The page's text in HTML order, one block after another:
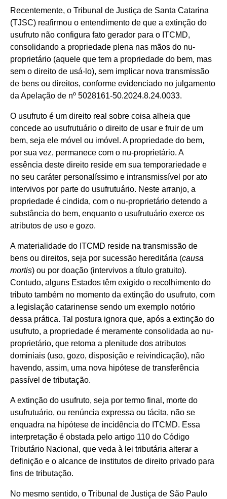
Recentemente, o Tribunal de Justiça de Santa Catarina
(TJSC) reafirmou o entendimento de que a extinção do
usufruto não configura fato gerador para o ITCMD,
consolidando a propriedade plena nas mãos do nu-
proprietário (aquele que tem a propriedade do bem, mas
sem o direito de usá-lo), sem implicar nova transmissão
de bens ou direitos, conforme evidenciado no julgamento
da Apelação de nº 5028161-50.2024.8.24.0033.
O usufruto é um direito real sobre coisa alheia que
concede ao usufrutuário o direito de usar e fruir de um
bem, seja ele móvel ou imóvel. A propriedade do bem,
por sua vez, permanece com o nu-proprietário. A
essência deste direito reside em sua temporariedade e
no seu caráter personalíssimo e intransmissível por ato
intervivos por parte do usufrutuário. Neste arranjo, a
propriedade é cindida, com o nu-proprietário detendo a
substância do bem, enquanto o usufrutuário exerce os
atributos de uso e gozo.
A materialidade do ITCMD reside na transmissão de
bens ou direitos, seja por sucessão hereditária (causa
mortis) ou por doação (intervivos a título gratuito).
Contudo, alguns Estados têm exigido o recolhimento do
tributo também no momento da extinção do usufruto, com
a legislação catarinense sendo um exemplo notório
dessa prática. Tal postura ignora que, após a extinção do
usufruto, a propriedade é meramente consolidada ao nu-
proprietário, que retoma a plenitude dos atributos
dominiais (uso, gozo, disposição e reivindicação), não
havendo, assim, uma nova hipótese de transferência
passível de tributação.
A extinção do usufruto, seja por termo final, morte do
usufrutuário, ou renúncia expressa ou tácita, não se
enquadra na hipótese de incidência do ITCMD. Essa
interpretação é obstada pelo artigo 110 do Código
Tributário Nacional, que veda à lei tributária alterar a
definição e o alcance de institutos de direito privado para
fins de tributação.
No mesmo sentido, o Tribunal de Justiça de São Paulo